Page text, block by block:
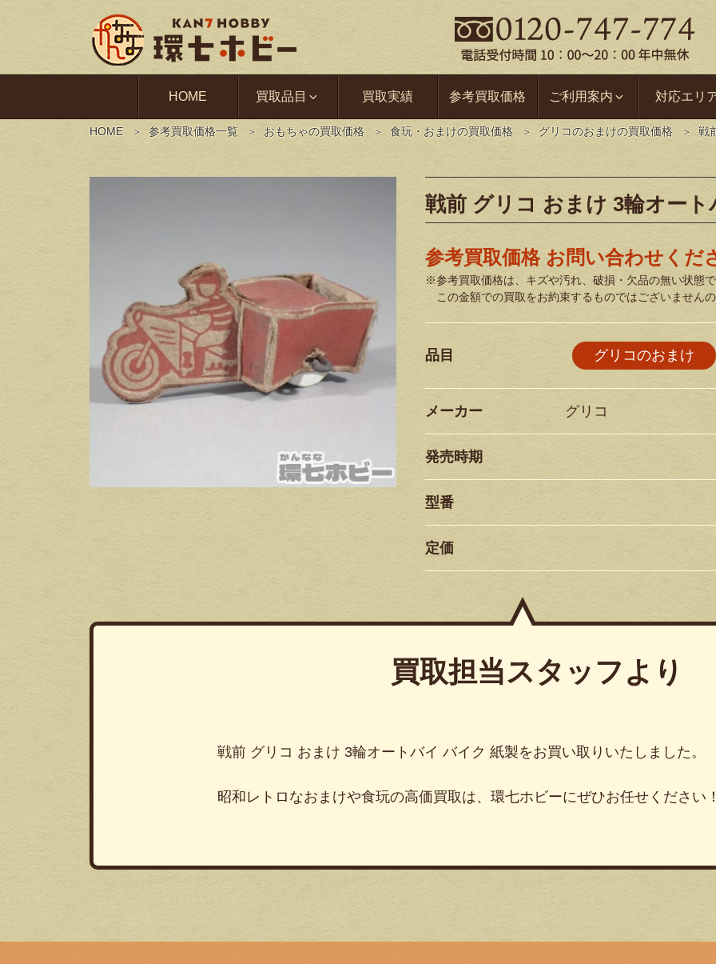
HOME 買取品目 買取実績 参考買取価格 ご利用案内 対応エリ
HOME 参考買取価格一覧 おもちゃの買取価格 食玩・おまけの買取価格 グリコのおまけの買取価格 戦
戦前 グリコ おまけ 3輪オー
参考買取価格 お問い合わせくだ
※参考買取価格は、キズや汚れ、破損・欠品の無い状態
この金額での買取をお約束するものではございません
品目 グリコのおまけ
メーカー グリコ
発売時期
型番
定価
買取担当スタッフより
戦前 グリコ おまけ 3輪オートバイ バイク 紙製をお買い取りいたしました。
昭和レトロなおまけや食玩の高価買取は、環七ホビーにぜひお任せください